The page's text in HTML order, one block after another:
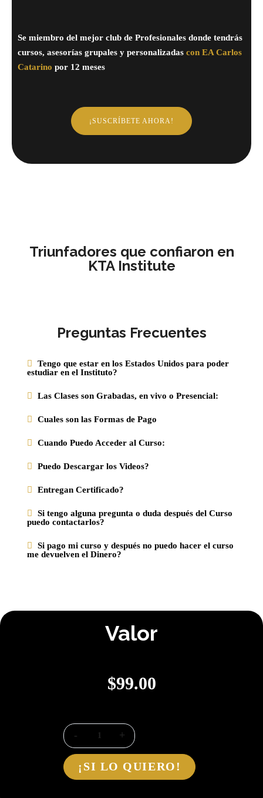
Se miembro del mejor club de Profesionales donde tendrás
cursos, asesorías grupales y personalizadas con EA Carlos
Catarino por 12 meses
¡SUSCRÍBETE AHORA!
Triunfadores que confiaron en
KTA Institute
Preguntas Frecuentes
Tengo que estar en los Estados Unidos para poder
estudiar en el Instituto?
Las Clases son Grabadas, en vivo o Presencial:
Cuales son las Formas de Pago
Cuando Puedo Acceder al Curso:
Puedo Descargar los Videos?
Entregan Certificado?
Si tengo alguna pregunta o duda después del Curso
puedo contactarlos?
Si pago mi curso y después no puedo hacer el curso
me devuelven el Dinero?
Valor
$99.00
¡SI LO QUIERO!